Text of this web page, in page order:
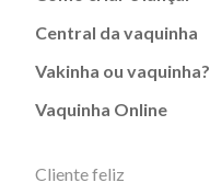
Central da vaquinha
Vakinha ou vaquinha?
Vaquinha Online
Cliente feliz